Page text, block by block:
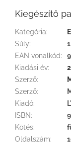
Kiegészítő
Kategória:
Súly:
EAN vonalkód:
Kiadási év:
Szerző:
Szerző:
Kiadó:
ISBN:
Kötés:
Oldalszám: